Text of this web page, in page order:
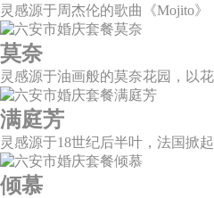
莫奈
满庭芳
倾慕